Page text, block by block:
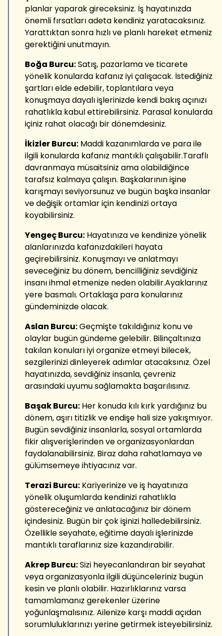
planlar yaparak gireceksiniz. İş hayatınızda
önemli fırsatları adeta kendiniz yaratacaksınız.
Yarattıktan sonra hızlı ve planlı hareket etmeniz
gerektiğini unutmayın.
Boğa Burcu:Satış, pazarlama ve ticarete
yönelik konularda kafanız iyi çalışacak. İstediğiniz
şartları elde edebilir, toplantılara veya
konuşmaya dayalı işlerinizde kendi bakış açınızı
rahatlıkla kabul ettirebilirsiniz. Parasal konularda
içiniz rahat olacağı bir dönemdesiniz.
İkizler Burcu: Maddi kazanımlarda ve para ile
ilgili konularda kafanız mantıklı çalışabilir.Taraflı
davranmaya müsaitsiniz ama olabildiğince
tarafsız kalmaya çalışın. Başkalarının işine
karışmayı seviyorsunuz ve bugün başka insanlar
ve değişik ortamlar için kendinizi ortaya
koyabilirsiniz.
Yengeç Burcu: Hayatınıza ve kendinize yönelik
alanlarınızda kafanızdakileri hayata
geçirebilirsiniz. Konuşmayı ve anlatmayı
seveceğiniz bu dönem, bencilliğiniz sevdiğiniz
insanı ihmal etmenize neden olabilir.Ayaklarınız
yere basmalı. Ortaklaşa para konularınız
gündeminizde olacak.
Aslan Burcu:Geçmişte takıldığınız konu ve
olaylar bugün gündeme gelebilir. Bilinçaltınıza
takılan konuları iyi organize etmeyi bilecek,
sezgilerinizi dinleyerek adımlar atacaksınız. Özel
hayatınızda, sevdiğiniz insanla, çevreniz
arasındaki uyumu sağlamakta başarılısınız.
Başak Burcu: Her konuda kılı kırk yardığınız bu
dönem, aşırı titizlik ve endişe hali size yakışmıyor.
Bugün sevdiğiniz insanlarla, sosyal ortamlarda
fikir alışverişlerinden ve organizasyonlardan
faydalanabilirsiniz. Biraz daha rahatlamaya ve
gülümsemeye ihtiyacınız var.
Terazi Burcu: Kariyerinize ve iş hayatınıza
yönelik oluşumlarda kendinizi rahatlıkla
göstereceğiniz ve anlatacağınız bir dönem
içindesiniz. Bugün bir çok işinizi halledebilirsiniz.
Özellikle seyahate, eğitime dayalı işlerinizde
mantıklı taraflarınız size kazandırabilir.
Akrep Burcu:Sizi heyecanlandıran bir seyahat
veya organizasyonla ilgili düşünceleriniz bugün
kesin ve planlı olabilir. Hazırlıklarınız varsa
tamamlamanız gerekenler üzerine
yoğunlaşmalısınız. Ailenize karşı maddi açıdan
sorumluluklarınızı yerine getirmek isteyebilirsiniz.